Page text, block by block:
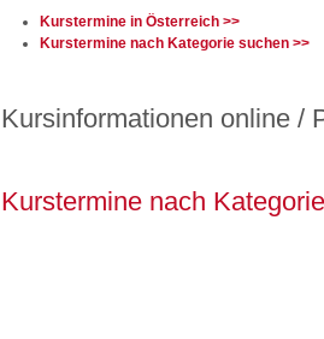
Kurstermine in Österreich >>
Kurstermine nach Kategorie suchen >>
Kursinformationen online /
Kurstermine nach